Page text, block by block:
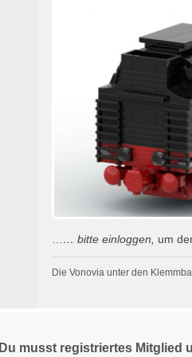
… bitte einloggen um
Die Vonovia unter den
Du musst registriertes Mitglied